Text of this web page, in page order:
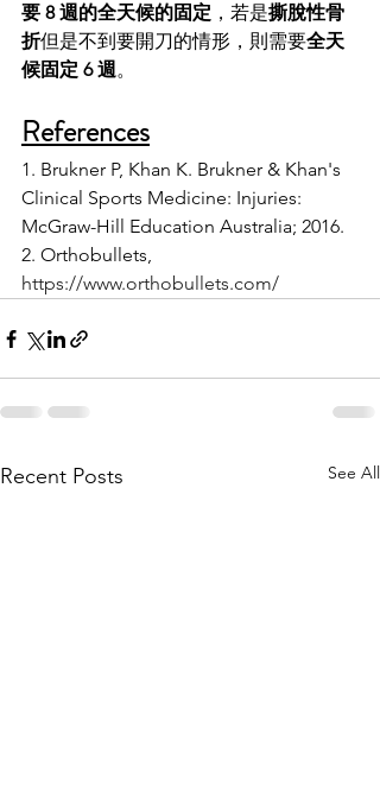
要 8 週的全天候的固定 ，若是撕脫性骨
折但是不到要開刀的情形，則需要全天
候固定 6 週。
References
1. Brukner P, Khan K. Brukner & Khan's
Clinical Sports Medicine: Injuries:
McGraw-Hill Education Australia; 2016.
2. Orthobullets,
https://www.orthobullets.com/
Recent Posts See All